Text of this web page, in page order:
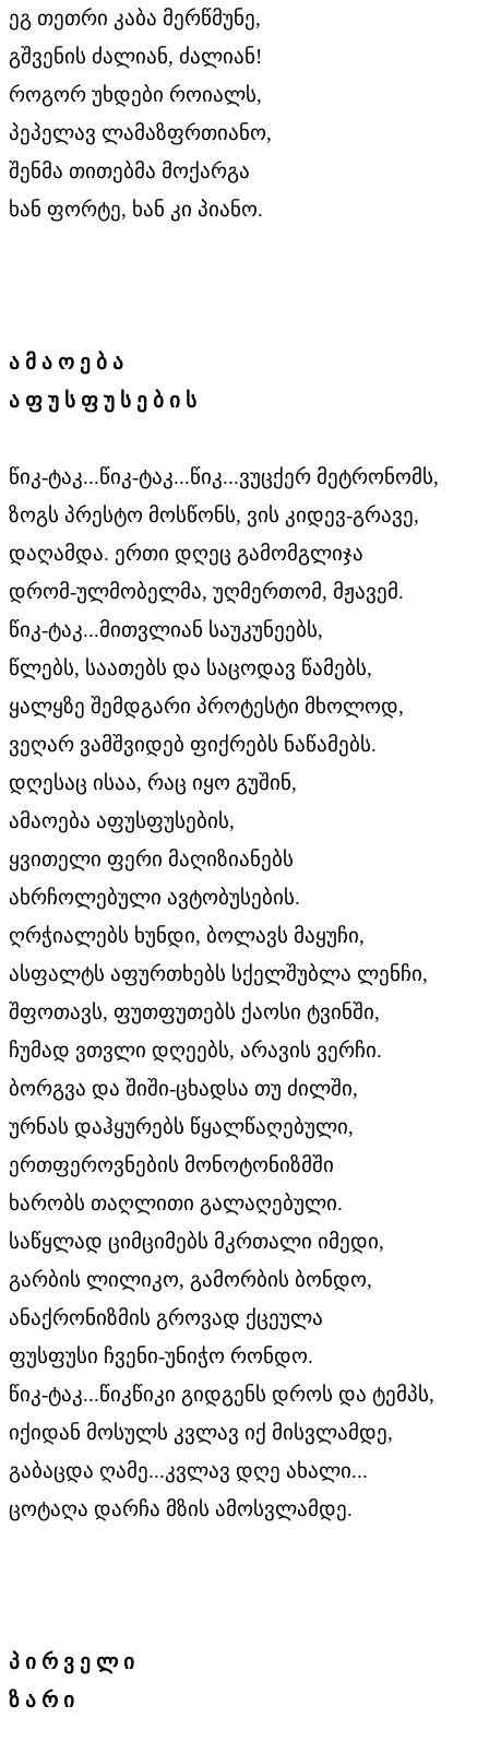
ეგ თეთრი კაბა მერწმუნე,
გშვენის ძალიან, ძალიან!
როგორ უხდები როიალს,
პეპელავ ლამაზფრთიანო,
შენმა თითებმა მოქარგა
ხან ფორტე, ხან კი პიანო.
ა მ ა ო ე ბ ა
ა ფ უ ს ფ უ ს ე ბ ი ს
წიკ-ტაკ...წიკ-ტაკ...წიკ...ვუცქერ მეტრონომს,
ზოგს პრესტო მოსწონს, ვის კიდევ-გრავე,
დაღამდა. ერთი დღეც გამომგლიჯა
დრომ-ულმობელმა, უღმერთომ, მჟავემ.
წიკ-ტაკ...მითვლიან საუკუნეებს,
წლებს, საათებს და საცოდავ წამებს,
ყალყზე შემდგარი პროტესტი მხოლოდ,
ვეღარ ვამშვიდებ ფიქრებს ნაწამებს.
დღესაც ისაა, რაც იყო გუშინ,
ამაოება აფუსფუსების,
ყვითელი ფერი მაღიზიანებს
ახრჩოლებული ავტობუსების.
ღრჭიალებს ხუნდი, ბოლავს მაყუჩი,
ასფალტს აფურთხებს სქელშუბლა ლენჩი,
შფოთავს, ფუთფუთებს ქაოსი ტვინში,
ჩუმად ვთვლი დღეებს, არავის ვერჩი.
ბორგვა და შიში-ცხადსა თუ ძილში,
ურნას დაჰყურებს წყალწაღებული,
ერთფეროვნების მონოტონიზმში
ხარობს თაღლითი გალაღებული.
საწყლად ციმციმებს მკრთალი იმედი,
გარბის ლილიკო, გამორბის ბონდო,
ანაქრონიზმის გროვად ქცეულა
ფუსფუსი ჩვენი-უნიჭო რონდო.
წიკ-ტაკ...წიკწიკი გიდგენს დროს და ტემპს,
იქიდან მოსულს კვლავ იქ მისვლამდე,
გაბაცდა ღამე...კვლავ დღე ახალი...
ცოტაღა დარჩა მზის ამოსვლამდე.
პ ი რ ვ ე ლ ი
ზ ა რ ი